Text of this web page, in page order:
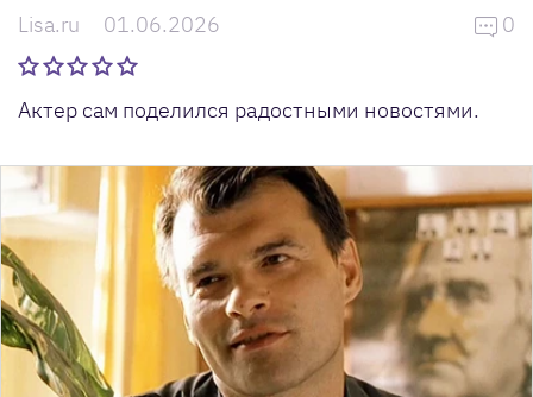
Lisa.ru 01.06.2026 0
Актер сам поделился радостными новостями.